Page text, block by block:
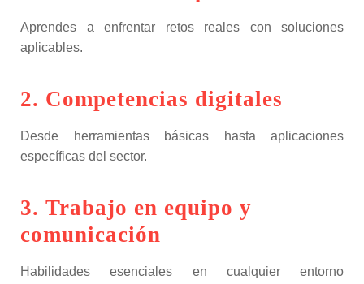
Aprendes a enfrentar retos reales con soluciones
aplicables.
2. Competencias digitales
Desde herramientas básicas hasta aplicaciones
específicas del sector.
3. Trabajo en equipo y
comunicación
Habilidades esenciales en cualquier entorno